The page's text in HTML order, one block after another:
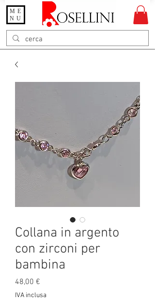
Gioielleria Rosellini
Rosellini online
ME
NU
Collana in argento
con zirconi per
bambina
48,00 €
IVA inclusa